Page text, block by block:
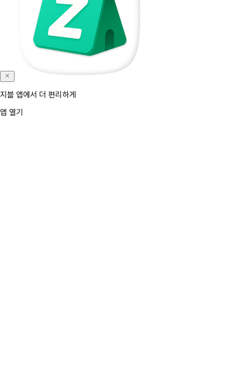
지블 앱에서 더 편리하게
앱 열기